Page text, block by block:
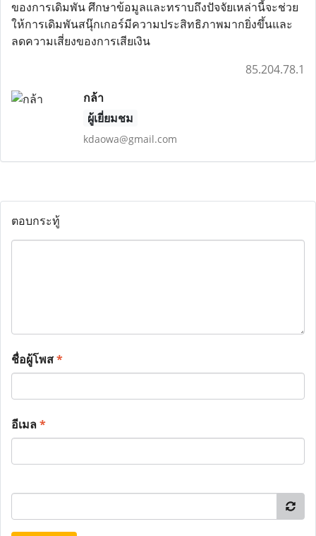
ของการเดิมพัน ศึกษาข้อมูลและทราบถึงปัจจัยเหล่านี้จะช่วย
ให้การเดิมพันสนุ๊กเกอร์มีความประสิทธิภาพมากยิ่งขึ้นและ
ลดความเสี่ยงของการเสียเงิน
85.204.78.1
กล้า
ผู้เยี่ยมชม
kdaowa@gmail.com
ตอบกระทู้
ชื่อผู้โพส*
อีเมล*